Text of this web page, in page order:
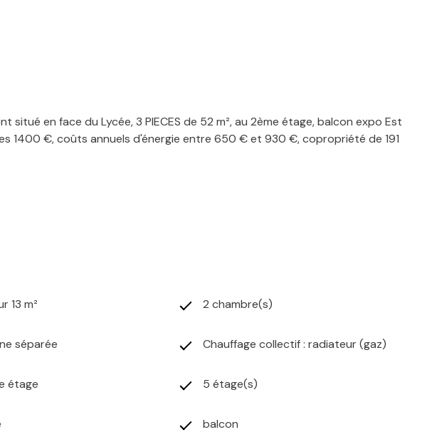
situé en face du Lycée, 3 PIECES de 52 m², au 2ème étage, balcon expo Est
1400 €, coûts annuels d'énergie entre 650 € et 930 €, copropriété de 191
13 m² 2 chambre(s)
séparée Chauffage collectif : radiateur (gaz)
étage 5 étage(s)
balcon